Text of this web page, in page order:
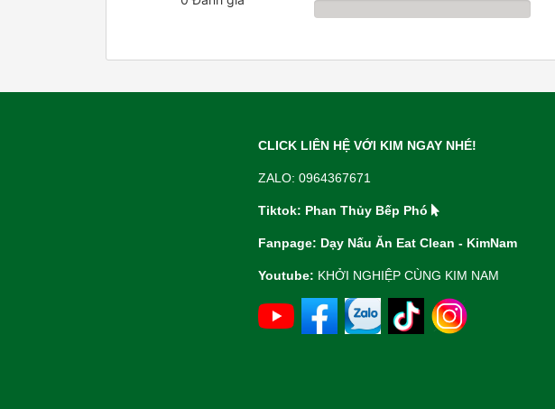
CLICK LIÊN HỆ VỚI KIM NGAY NHÉ!
ZALO: 0964367671
Tiktok: Phan Thủy Bếp Phó
Fanpage: Dạy Nấu Ăn Eat Clean - KimNam
Youtube: KHỞI NGHIỆP CÙNG KIM NAM